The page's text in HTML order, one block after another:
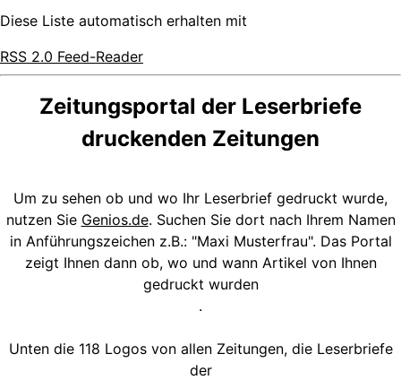
Diese Liste automatisch erhalten mit
RSS 2.0 Feed-Reader
Zeitungsportal der Leserbriefe
druckenden Zeitungen
Um zu sehen ob und wo Ihr Leserbrief gedruckt wurde,
nutzen Sie Genios.de. Suchen Sie dort nach Ihrem Namen
in Anführungszeichen z.B.: "Maxi Musterfrau". Das Portal
zeigt Ihnen dann ob, wo und wann Artikel von Ihnen
gedruckt wurden
.
Unten die 118 Logos von allen Zeitungen, die Leserbriefe
der